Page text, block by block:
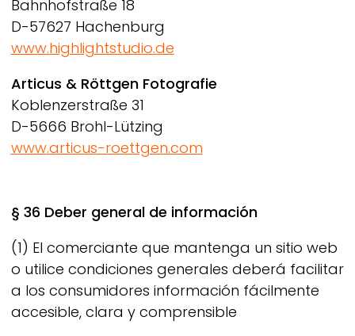
Bahnhofstraße 18
D-57627 Hachenburg
www.highlightstudio.de
Articus & Röttgen Fotografie
Koblenzerstraße 31
D-5666 Brohl-Lützing
www.articus-roettgen.com
§ 36 Deber general de información
(1) El comerciante que mantenga un sitio web
o utilice condiciones generales deberá facilitar
a los consumidores información fácilmente
accesible, clara y comprensible